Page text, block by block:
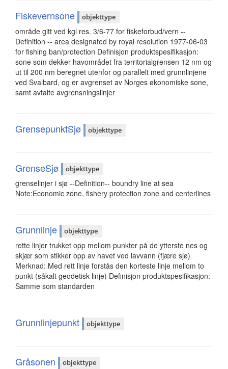
Fiskevernsone objekttype
område gitt ved kgl res. 3/6-77 for fiskeforbud/vern --
Definition -- area designated by royal resolution 1977-06-03
for fishing ban/protection Definisjon produktspesifikasjon:
sone som dekker havområdet fra territorialgrensen 12 nm og
ut til 200 nm beregnet utenfor og parallelt med grunnlinjene
ved Svalbard, og er avgrenset av Norges økonomiske sone,
samt avtalte avgrensningslinjer
GrensepunktSjø objekttype
GrenseSjø objekttype
grenselinjer i sjø --Definition-- boundry line at sea
Note:Economic zone, fishery protection zone and centerlines
Grunnlinje objekttype
rette linjer trukket opp mellom punkter på de ytterste nes og
skjær som stikker opp av havet ved lavvann (fjære sjø)
Merknad: Med rett linje forstås den korteste linje mellom to
punkt (såkalt geodetisk linje) Definisjon produktspesifikasjon:
Samme som standarden
Grunnlinjepunkt objekttype
Gråsonen objekttype